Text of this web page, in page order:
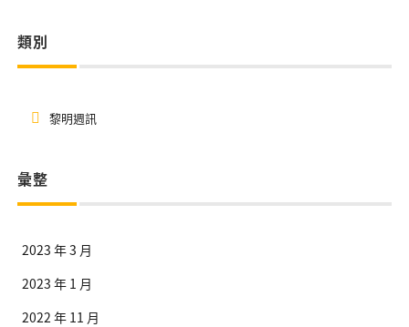
類別
黎明週訊
彙整
2023 年 3 月
2023 年 1 月
2022 年 11 月